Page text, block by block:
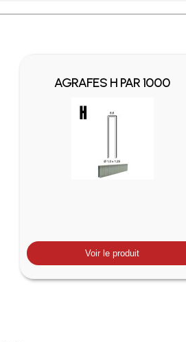
dès l'achat de 4 sachets ou
AGRAFES H PAR 1000
Voir le produit